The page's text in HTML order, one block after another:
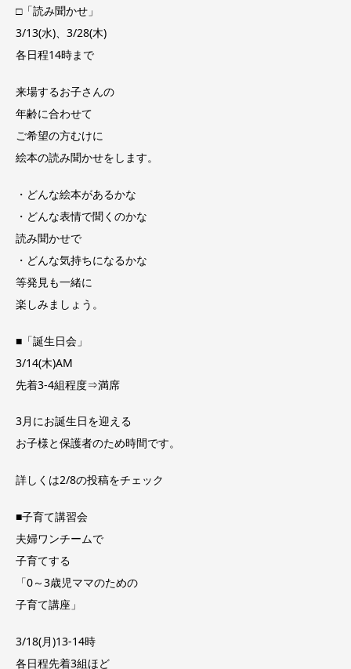
□「読み聞かせ」
3/13(水)、3/28(木)
各日程14時まで
来場するお子さんの
年齢に合わせて
ご希望の方むけに
絵本の読み聞かせをします。
・どんな絵本があるかな
・どんな表情で聞くのかな
読み聞かせで
・どんな気持ちになるかな
等発見も一緒に
楽しみましょう。
■「誕生日会」
3/14(木)AM
先着3-4組程度⇒満席
3月にお誕生日を迎える
お子様と保護者のため時間です。
詳しくは2/8の投稿をチェック
■子育て講習会
夫婦ワンチームで
子育てする
「0～3歳児ママのための
子育て講座」
3/18(月)13-14時
各日程先着3組ほど